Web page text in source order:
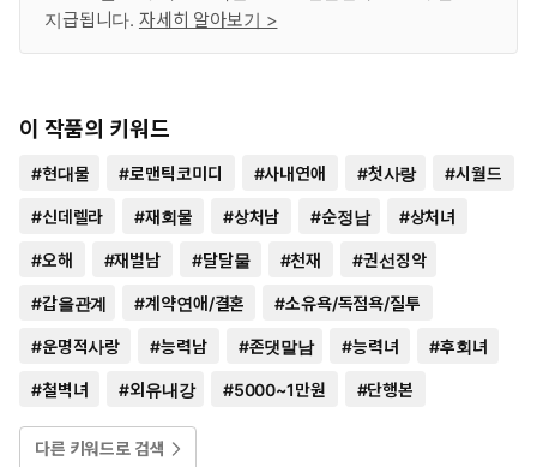
지급됩니다. 자세히 알아보기 >
이 작품의 키워드
#현대물 #로맨틱코미디 #사내연애 #첫사랑 #시월드
#신데렐라 #재회물 #상처남 #순정남 #상처녀
#오해 #재벌남 #달달물 #천재 #권선징악
#갑을관계 #계약연애/결혼 #소유욕/독점욕/질투
#운명적사랑 #능력남 #존댓말남 #능력녀 #후회녀
#철벽녀 #외유내강 #5000~1만원 #단행본
다른 키워드로 검색